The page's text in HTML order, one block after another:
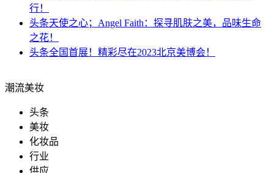
行！
头条天使之心；Angel Faith：探寻肌肤之美，品味生命
之花！
头条全国首展！精彩尽在2023北京美博会！
潮流美妆
头条
美妆
化妆品
行业